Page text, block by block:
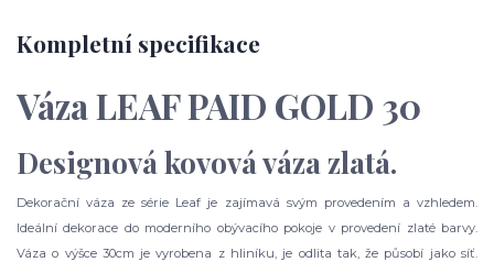
Kompletní specifikace
Váza LEAF PAID GOLD 30
Designová kovová váza zlatá.
Dekorační váza ze série Leaf je zajímavá svým provedením a vzhledem.
Ideální dekorace do moderního obývacího pokoje v provedení zlaté barvy.
Váza o výšce 30cm je vyrobena z hliníku, je odlita tak, že působí jako síť.